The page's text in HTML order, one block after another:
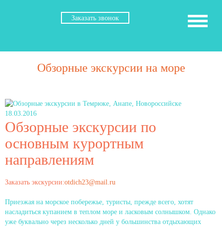
Заказать звонок
Обзорные экскурсии на море
18.03.2016
Обзорные экскурсии по
основным курортным
направлениям
Заказать экскурсии:otdich23@mail.ru
Приезжая на морское побережье, туристы, прежде всего, хотят
насладиться купанием в теплом море и ласковым солнышком. Однако
уже буквально через несколько дней у большинства отдыхающих